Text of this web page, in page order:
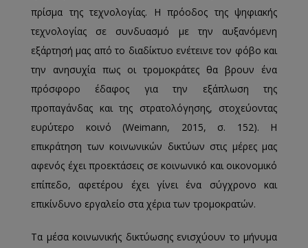
πρίσμα της τεχνολογίας. Η πρόοδος της ψηφιακής
τεχνολογίας σε συνδυασμό με την αυξανόμενη
εξάρτησή μας από το διαδίκτυο ενέτεινε τον φόβο και
την ανησυχία πως οι τρομοκράτες θα βρουν ένα
πρόσφορο έδαφος για την εξάπλωση της
προπαγάνδας και της στρατολόγησης, στοχεύοντας
ευρύτερο κοινό (Weimann, 2015, σ. 152). Η
επικράτηση των κοινωνικών δικτύων στις μέρες μας
αφενός έχει προεκτάσεις σε κοινωνικό και οικονομικό
επίπεδο, αφετέρου έχει γίνει ένα σύγχρονο και
επικίνδυνο εργαλείο στα χέρια των τρομοκρατών.
Τα μέσα κοινωνικής δικτύωσης ενισχύουν το μήνυμα